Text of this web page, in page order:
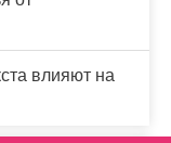
влияют на